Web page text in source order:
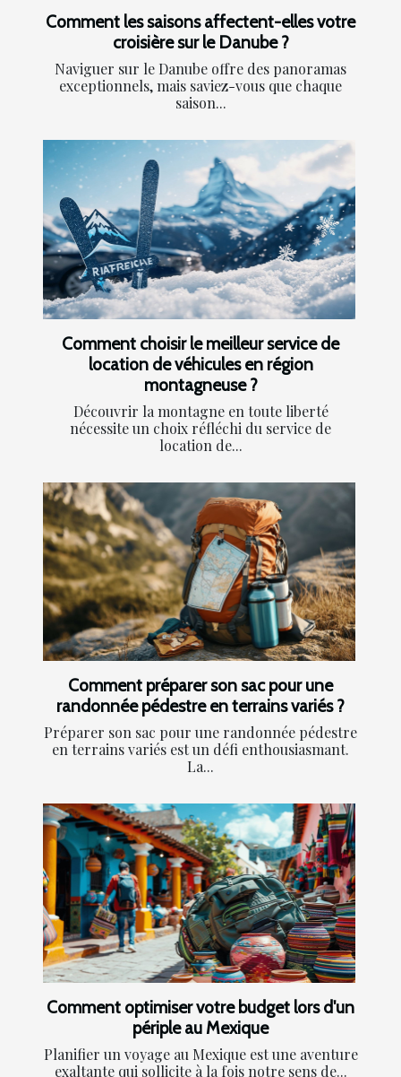
Comment les saisons affectent-elles votre
croisière sur le Danube ?
Naviguer sur le Danube offre des panoramas
exceptionnels, mais saviez-vous que chaque
saison...
Comment choisir le meilleur service de
location de véhicules en région
montagneuse ?
Découvrir la montagne en toute liberté
nécessite un choix réfléchi du service de
location de...
Comment préparer son sac pour une
randonnée pédestre en terrains variés ?
Préparer son sac pour une randonnée pédestre
en terrains variés est un défi enthousiasmant.
La...
Comment optimiser votre budget lors d'un
périple au Mexique
Planifier un voyage au Mexique est une aventure
exaltante qui sollicite à la fois notre sens de...